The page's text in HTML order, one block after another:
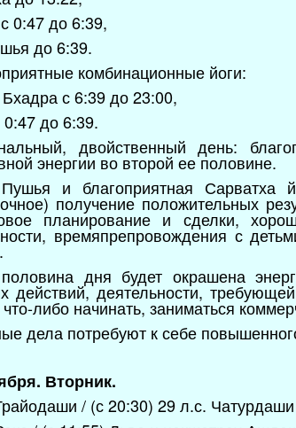
0:47 до 6:39,
до 6:39.
комбинационные йоги:
с 6:39 до 23:00,
до 6:39.
двойственный день:
энергии во второй ее половине.
Пушья и благоприятная
получение положительных
планирование и сделки,
времяпрепровождения с
дня будет окрашена
действий, деятельности,
либо начинать, заниматься
дела потребуют к себе
Вторник.
/ (с 20:30) 29 л.с. Чатурдаши